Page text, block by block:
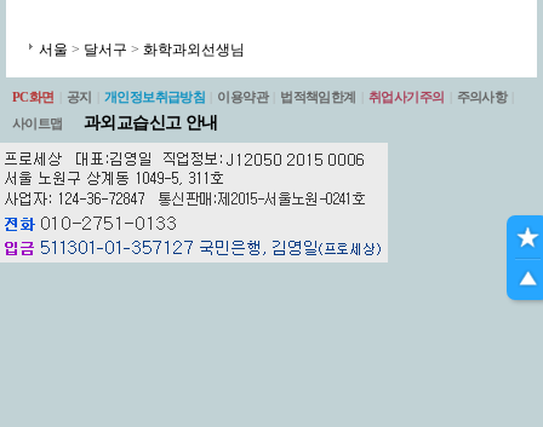
서울 > 달서구 > 화학과외선생님
PC화면 공지 개인정보취급방침 이용약관 법적책임한계 취업사기주의 주의사항
사이트맵
과외교습신고 안내